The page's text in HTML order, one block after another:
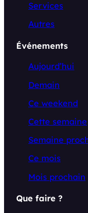
Services
Autres
Événements
Aujourd’hui
Demain
Ce weekend
Cette semaine
Semaine
Ce mois
Mois prochain
Que faire ?